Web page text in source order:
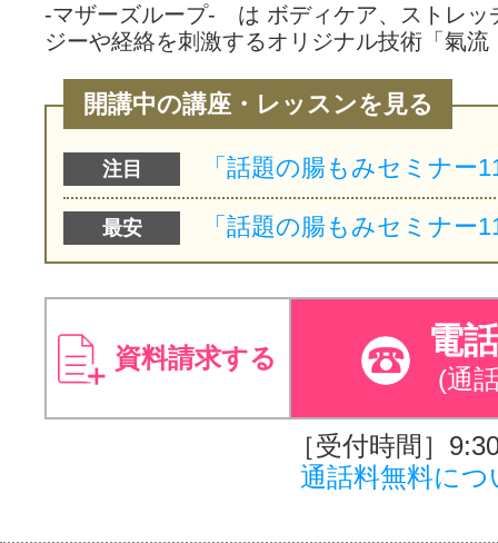
-マザーズループ- は ボディケア、ストレッ
ジーや経絡を刺激するオリジナル技術「氣
開講中の講座・レッスンを見る
注目
最安
資料請求する 電
(通
［受付時間］
通話料無料につ